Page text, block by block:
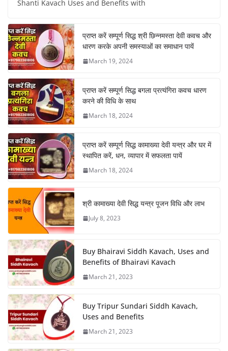
Shanti Kavach Uses and Benefits with
प्राप्त करें सम्पूर्ण सिद्ध श्री छिन्नमस्ता देवी कवच और
धारण करके अपनी समस्याओं का समाधान पायें
March 19, 2024
प्राप्त करें सम्पूर्ण सिद्ध बगला प्रत्यंगिरा कवच धारण
करने की विधि के साथ
March 18, 2024
प्राप्त करें सम्पूर्ण सिद्ध कामाख्या देवी यन्त्र और घर में
स्थापित करें, धन, व्यापार में सफलता पायें
March 18, 2024
श्री कामाख्या देवी सिद्ध यन्त्र पूजन विधि और लाभ
July 8, 2023
Buy Bhairavi Siddh Kavach, Uses and
Benefits of Bhairavi Kavach
March 21, 2023
Buy Tripur Sundari Siddh Kavach,
Uses and Benefits
March 21, 2023